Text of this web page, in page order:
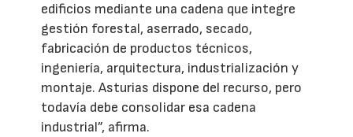
edificios mediante una cadena que integre
gestión forestal, aserrado, secado,
fabricación de productos técnicos,
ingeniería, arquitectura, industrialización y
montaje. Asturias dispone del recurso, pero
todavía debe consolidar esa cadena
industrial”, afirma.